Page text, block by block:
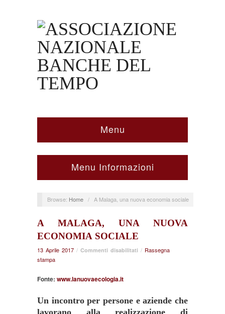
Menu
Menu Informazioni
Browse: Home / A Malaga, una nuova economia sociale
A MALAGA, UNA NUOVA
ECONOMIA SOCIALE
13 Aprile 2017 / Commenti disabilitati su
economia
sociale
/ Rassegna
stampa
Fonte: www.lanuovaecologia.it
Un incontro per persone e aziende che